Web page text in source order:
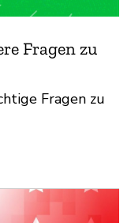
Fragen zu
Fragen zu